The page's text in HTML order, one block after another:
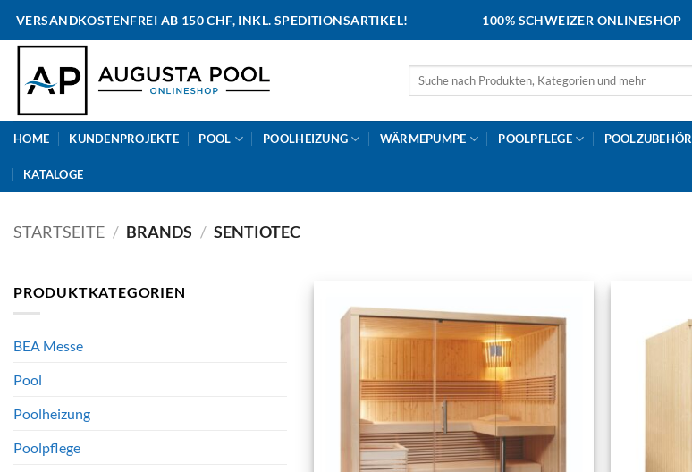
VERSANDKOSTENFREI AB 150 CHF, INKL. SPEDITIONSARTIKEL! 100% SCHWEIZER ONLINESHOP
Suche
HOME KUNDENPROJEKTE POOL POOLHEIZUNG WÄRMEPUMPE POOLPFLEGE POOLZUBEHÖR
KATALOGE
STARTSEITE / BRANDS / SENTIOTEC
PRODUKTKATEGORIEN
BEA Messe
Pool
Poolheizung
Poolpflege